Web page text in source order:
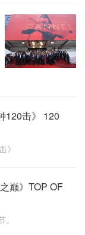
120击》 120
》
巅》TOP OF